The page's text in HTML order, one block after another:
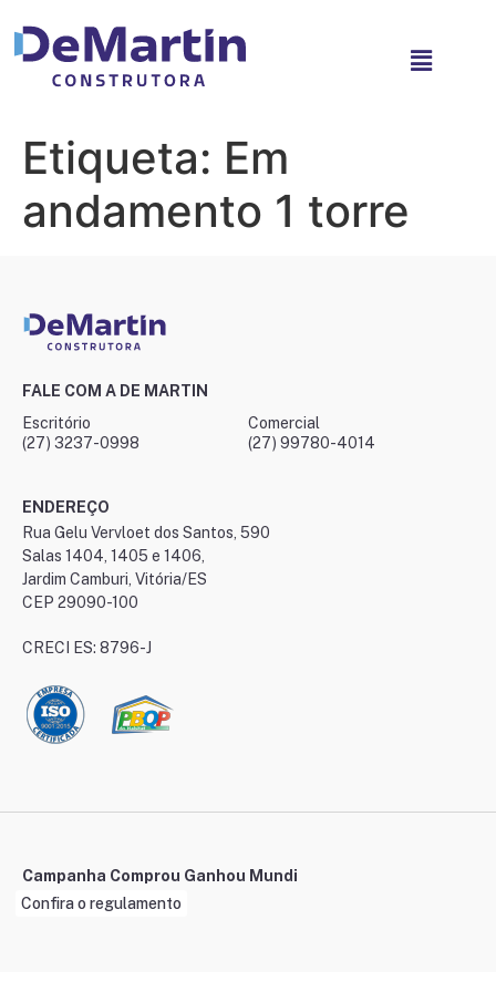
Etiqueta: Em
andamento 1 torre
FALE COM A DE MARTIN
Escritório
(27) 3237-0998
Comercial
(27) 99780-4014
ENDEREÇO
Rua Gelu Vervloet dos Santos, 590
Salas 1404, 1405 e 1406,
Jardim Camburi, Vitória/ES
CEP 29090-100
CRECI ES: 8796-J
Campanha Comprou Ganhou Mundi
Confira o regulamento